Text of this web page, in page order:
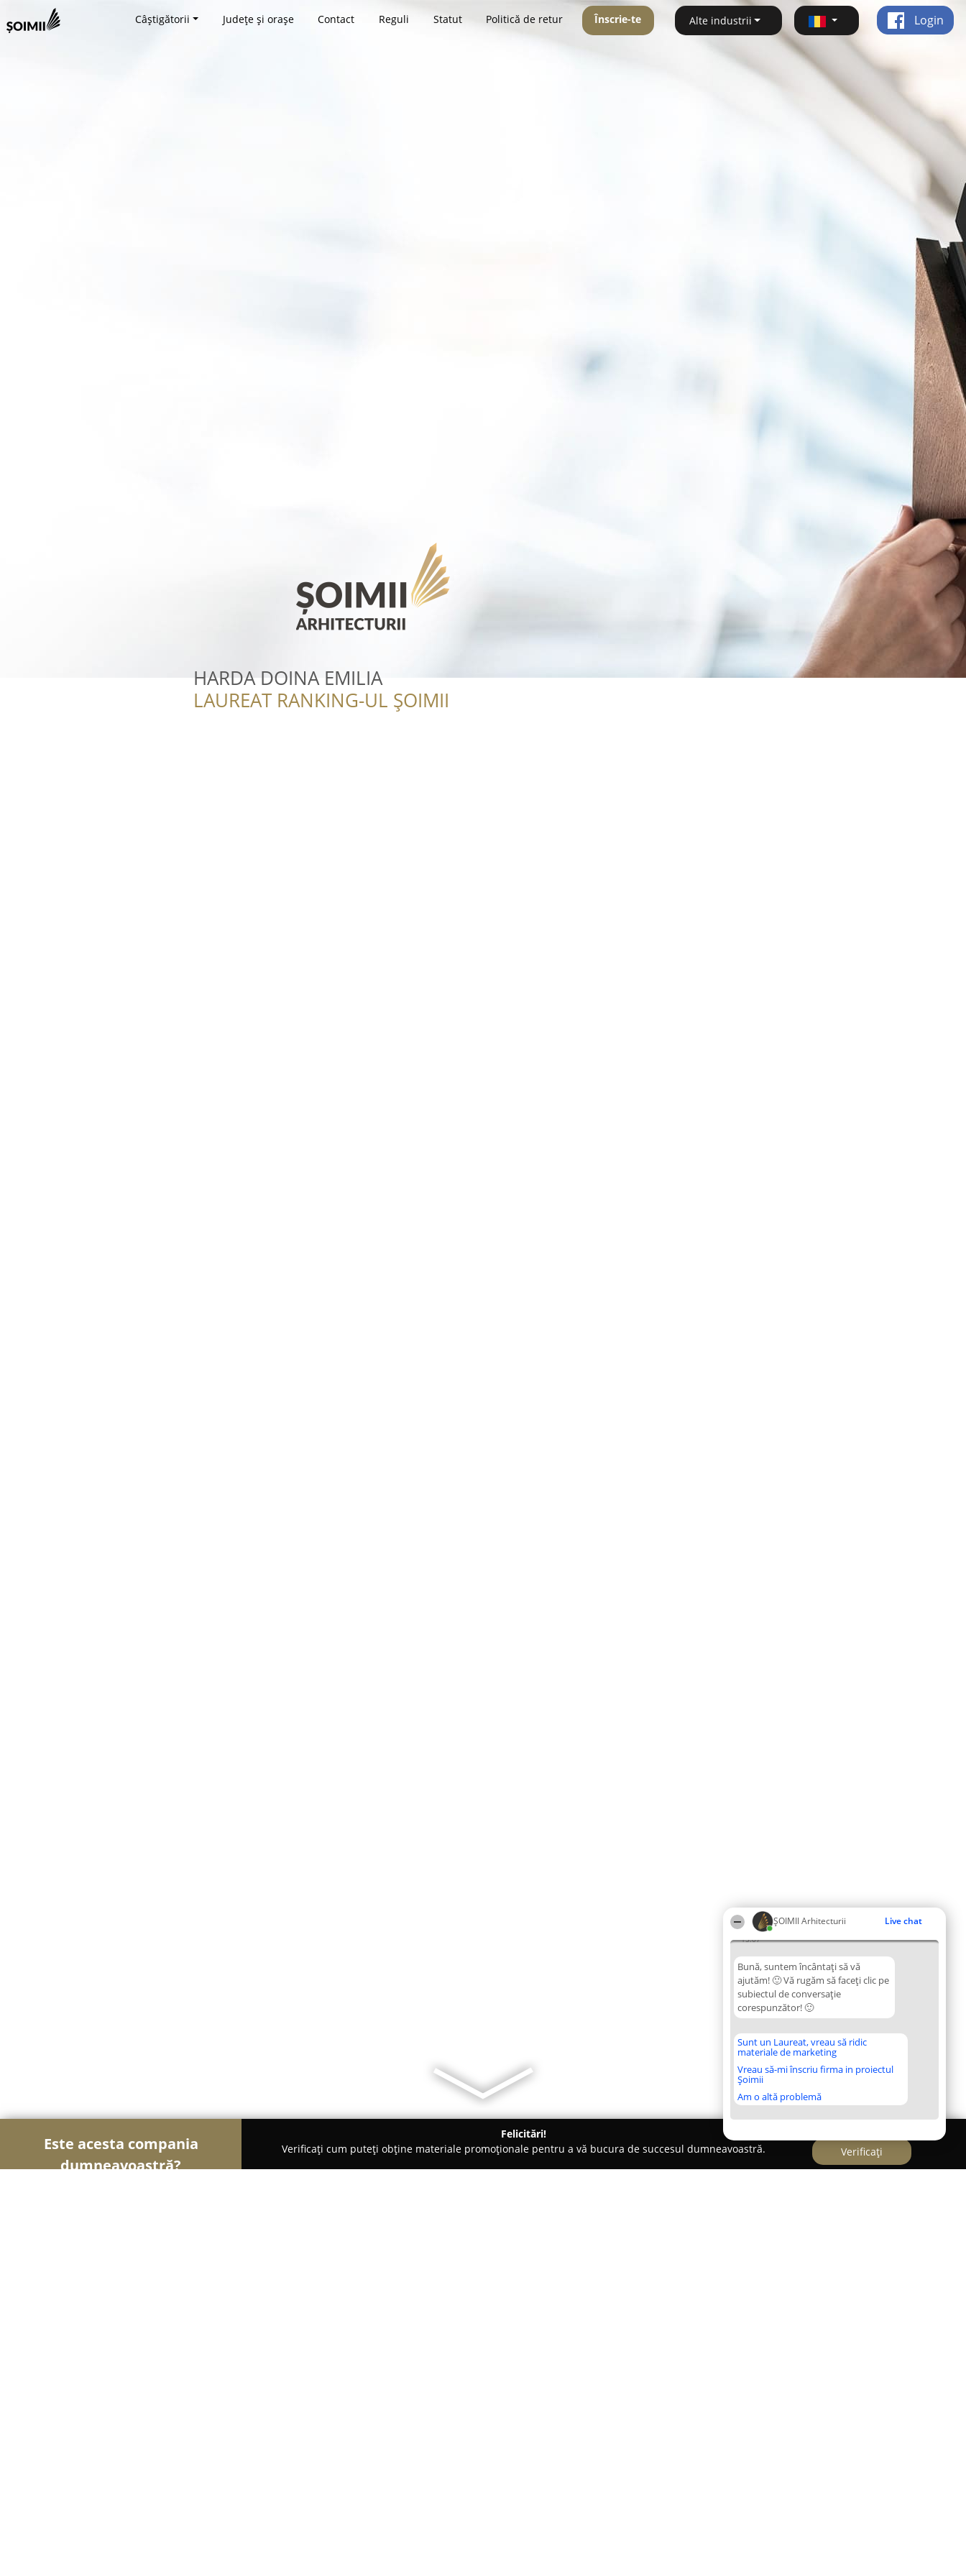
ȘOIMII Arhitecturii Live chat
15:07
Bună, suntem încântați să vă
ajutăm! 🙂 Vă rugăm să faceți clic pe
subiectul de conversație
corespunzător! 🙂
Sunt un Laureat, vreau să ridic
materiale de marketing
Vreau să-mi înscriu firma in proiectul
Șoimii
Am o altă problemă
Câștigătorii Județe și orașe Contact Reguli Statut Politică de retur Înscrie-te Alte industrii Login
HARDA DOINA EMILIA
LAUREAT RANKING-UL ȘOIMII
Este acesta compania
dumneavoastră?
Felicitări!
Verificați cum puteți obține materiale promoționale pentru a vă bucura de succesul dumneavoastră.
Verificați